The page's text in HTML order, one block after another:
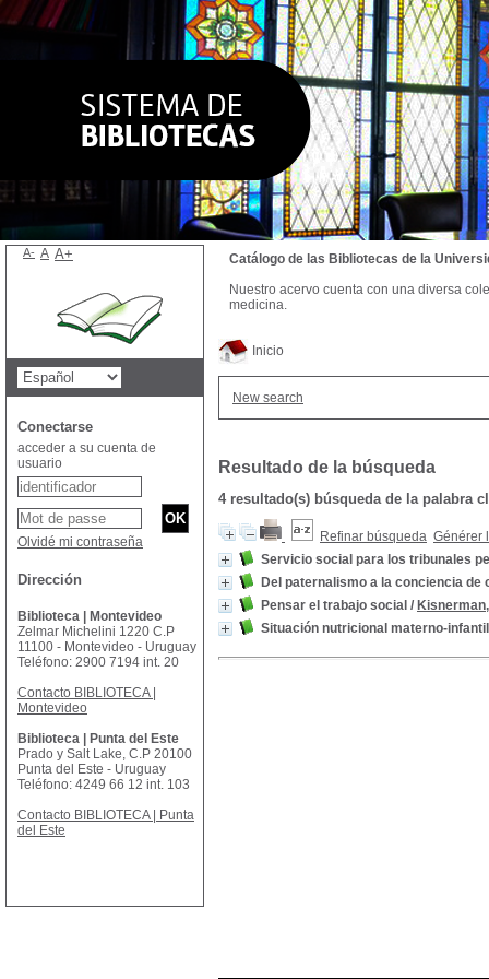
Inicio
New search
Resultado de la búsqueda
4 resultado(s) búsqueda de la palabra
Refinar búsqueda Générer
Servicio social para los tribunales
Del paternalismo a la conciencia de
Pensar el trabajo social /
Situación nutricional materno-infantil
Catálogo de las Bibliotecas de la
Nuestro acervo cuenta con una diversa
medicina.
A- A A+
Conectarse
acceder a su cuenta de
usuario
Olvidé mi contraseña
Dirección
Biblioteca | Montevideo
Zelmar Michelini 1220 C.P
11100 - Montevideo - Uruguay
Teléfono: 2900 7194 int. 20
Contacto BIBLIOTECA |
Montevideo
Biblioteca | Punta del Este
Prado y Salt Lake, C.P 20100
Punta del Este - Uruguay
Teléfono: 4249 66 12 int. 103
Contacto BIBLIOTECA | Punta
del Este